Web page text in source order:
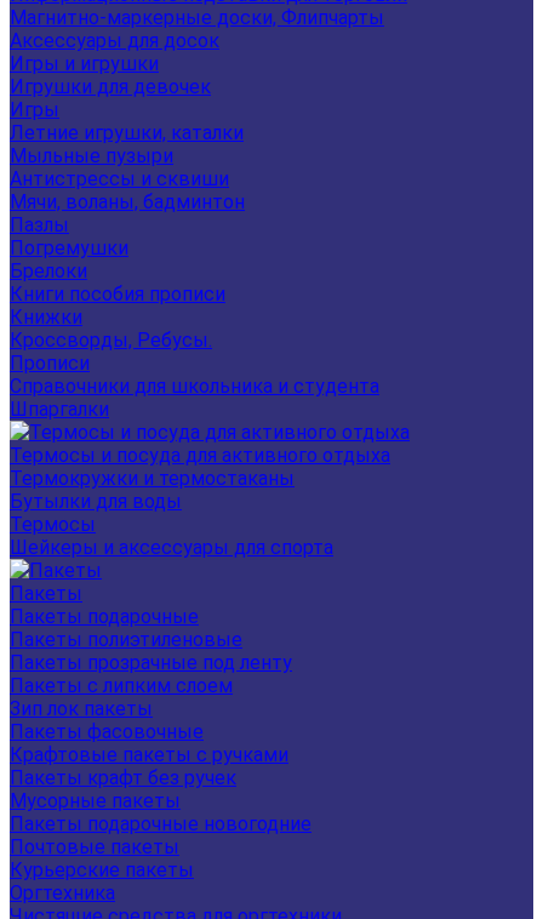
Магнитно-маркерные доски, Флипчарты
Аксессуары для досок
Игры и игрушки
Игрушки для девочек
Игры
Летние игрушки, каталки
Мыльные пузыри
Антистрессы и сквиши
Мячи, воланы, бадминтон
Пазлы
Погремушки
Брелоки
Книги пособия прописи
Книжки
Кроссворды, Ребусы.
Прописи
Справочники для школьника и студента
Шпаргалки
Термосы и посуда для активного отдыха
Термокружки и термостаканы
Бутылки для воды
Термосы
Шейкеры и аксессуары для спорта
Пакеты
Пакеты подарочные
Пакеты полиэтиленовые
Пакеты прозрачные под ленту
Пакеты с липким слоем
Зип лок пакеты
Пакеты фасовочные
Крафтовые пакеты с ручками
Пакеты крафт без ручек
Мусорные пакеты
Пакеты подарочные новогодние
Почтовые пакеты
Курьерские пакеты
Оргтехника